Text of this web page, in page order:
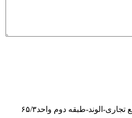
تجاری-الوند-طبقه دوم واحد۶ ۵/۳